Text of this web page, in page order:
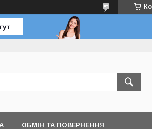
ОБМІН ТА ПОВЕРНЕННЯ